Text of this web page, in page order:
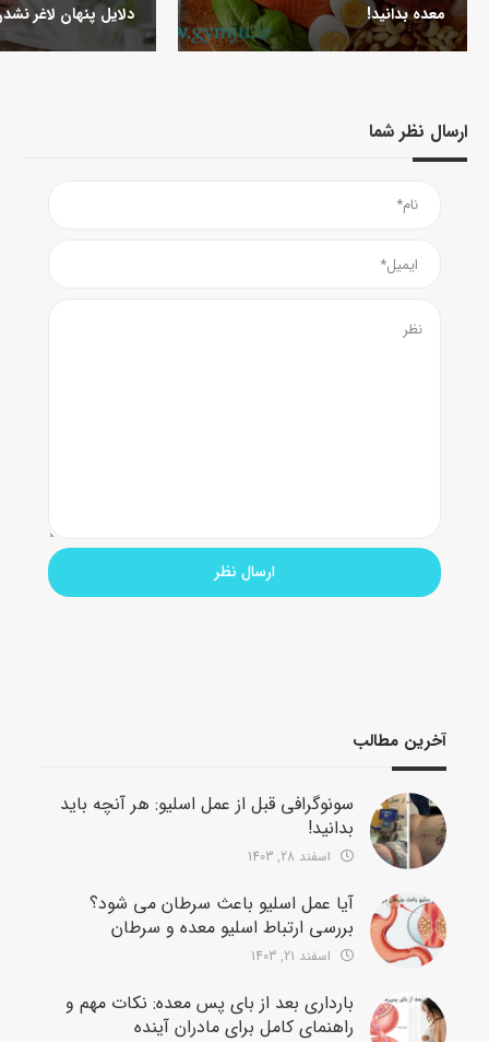
معده بدانید!
دلایل پنهان لاغر
ارسال نظر شما
آخرین مطالب
سونوگرافی قبل از عمل اسلیو: هر آنچه باید
بدانید!
اسفند 28, 1403
آیا عمل اسلیو باعث سرطان می شود؟
بررسی ارتباط اسلیو معده و سرطان
اسفند 21, 1403
بارداری بعد از بای پس معده: نکات مهم و
راهنمای کامل برای مادران آینده